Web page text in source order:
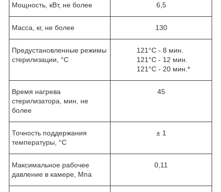
Мощность, кВт, не более 6,5
Масса, кг, не более 130
Предустановленные режимы
стерилизации, °С
121°С - 8 мин.
121°С - 12 мин.
121°С - 20 мин.*
Время нагрева
стерилизатора, мин, не
более
45
Точность поддержания
температуры, °С
± 1
Максимальное рабочее
давление в камере, Мпа
0,11